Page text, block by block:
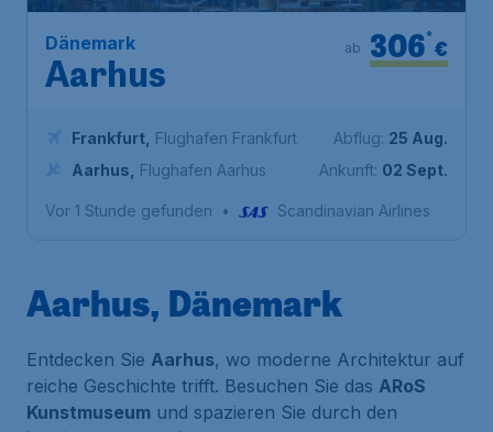
Dänemark
Aarhus
€
306*
ab
Frankfurt Flughafen Frankfurt
Aarhus
Flughafen Aarhus
Abflug: 25 Aug.
Ankunft: 02 Sept.
Vor 1 Stunde gefunden • Scandinavian Airlines
Aarhus, Dänemark
Entdecken Sie Aarhus, wo moderne Architektur auf
reiche Geschichte trifft. Besuchen Sie das ARoS
Kunstmuseum und spazieren Sie durch den